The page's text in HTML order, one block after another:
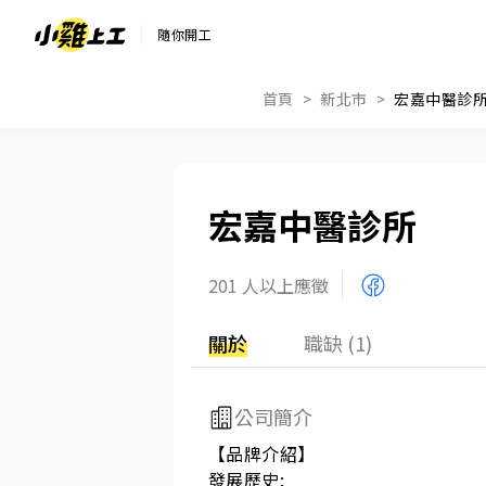
隨你開工
首頁 新北市 宏嘉中醫診
宏嘉中醫診所
201 人以上應徵
關於 職缺 (1)
公司簡介
【品牌介紹】
發展歷史: